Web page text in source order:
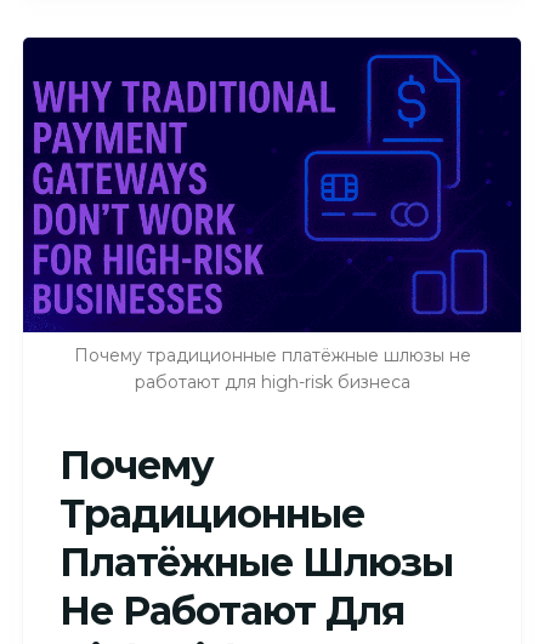
Почему традиционные платёжные шлюзы не
работают для high-risk бизнеса
Почему
Традиционные
Платёжные Шлюзы
Не Работают Для